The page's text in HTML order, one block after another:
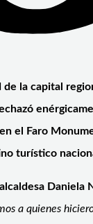
la capital
el Faro
turístico
alcaldesa Daniela
a quienes